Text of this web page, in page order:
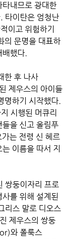
내므로 광대한
타이탄은 엄청난
이고 위험하기
의 문명을 대표하
배했다.
제우스의 아이들
명하기 시작했다.
시행된 머큐리
을 신고 올림푸
는 전령 신 헤르
이름을 따서 지
쌍둥이자리 프로
를 위해 설계된
리스 말로 디오스
제우스의 쌍둥
와 폴룩스